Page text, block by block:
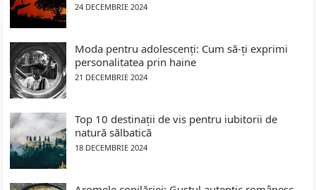
24 DECEMBRIE 2024
Moda pentru adolescenți: Cum să-ți exprimi
personalitatea prin haine
21 DECEMBRIE 2024
Top 10 destinații de vis pentru iubitorii de
natură sălbatică
18 DECEMBRIE 2024